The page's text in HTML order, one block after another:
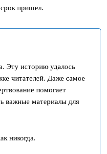
пришел.
Эту историю удалось
читателей. Даже самое
помогает
важные материалы для
никогда.